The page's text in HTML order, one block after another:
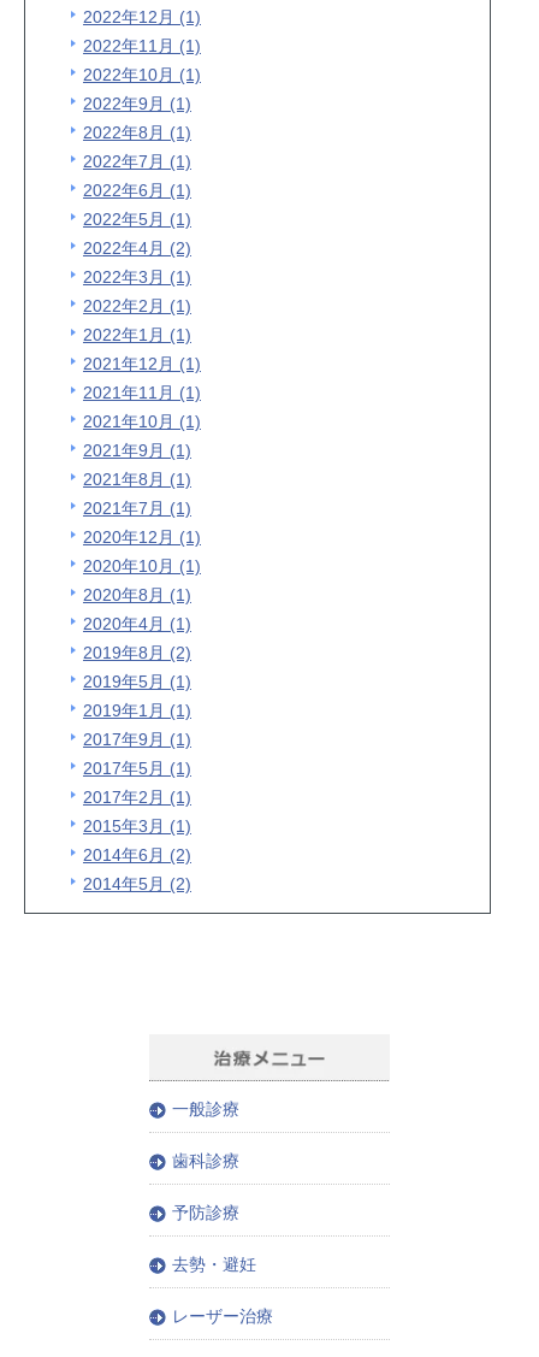
2022年12月 (1)
2022年11月 (1)
2022年10月 (1)
2022年9月 (1)
2022年8月 (1)
2022年7月 (1)
2022年6月 (1)
2022年5月 (1)
2022年4月 (2)
2022年3月 (1)
2022年2月 (1)
2022年1月 (1)
2021年12月 (1)
2021年11月 (1)
2021年10月 (1)
2021年9月 (1)
2021年8月 (1)
2021年7月 (1)
2020年12月 (1)
2020年10月 (1)
2020年8月 (1)
2020年4月 (1)
2019年8月 (2)
2019年5月 (1)
2019年1月 (1)
2017年9月 (1)
2017年5月 (1)
2017年2月 (1)
2015年3月 (1)
2014年6月 (2)
2014年5月 (2)
一般診療
歯科診療
予防診療
去勢・避妊
レーザー治療